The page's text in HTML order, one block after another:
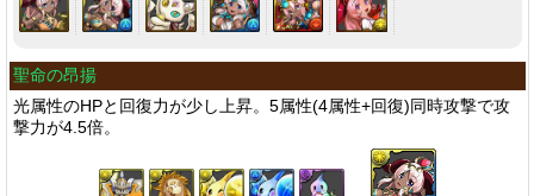
聖命の昂揚
光属性のHPと回復力が少し上昇。5属性(4属性+回復)同時攻撃で攻
撃力が4.5倍。